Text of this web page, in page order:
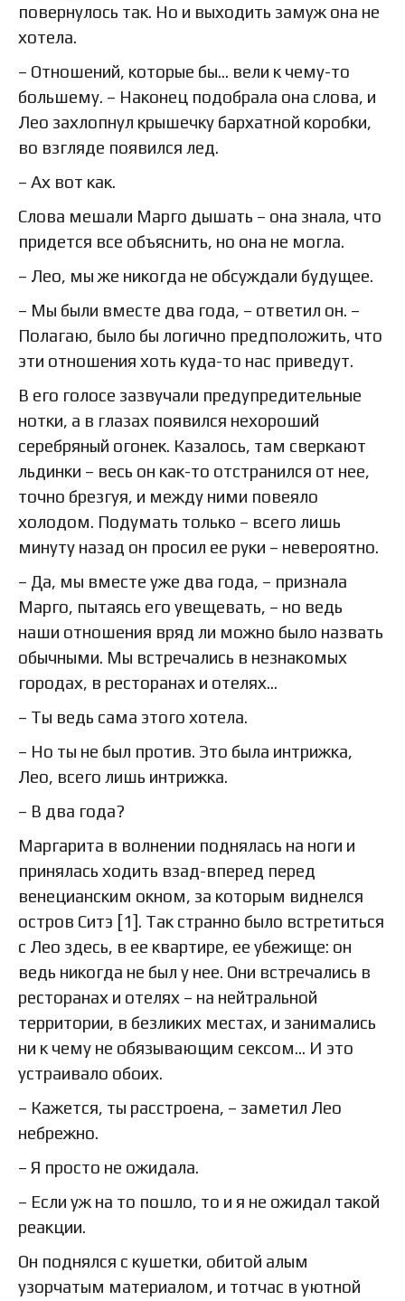
повернулось так. Но и выходить замуж она не
хотела.
– Отношений, которые бы… вели к чему-то
большему. – Наконец подобрала она слова, и
Лео захлопнул крышечку бархатной коробки,
во взгляде появился лед.
– Ах вот как.
Слова мешали Марго дышать – она знала, что
придется все объяснить, но она не могла.
– Лео, мы же никогда не обсуждали будущее.
– Мы были вместе два года, – ответил он. –
Полагаю, было бы логично предположить, что
эти отношения хоть куда-то нас приведут.
В его голосе зазвучали предупредительные
нотки, а в глазах появился нехороший
серебряный огонек. Казалось, там сверкают
льдинки – весь он как-то отстранился от нее,
точно брезгуя, и между ними повеяло
холодом. Подумать только – всего лишь
минуту назад он просил ее руки – невероятно.
– Да, мы вместе уже два года, – признала
Марго, пытаясь его увещевать, – но ведь
наши отношения вряд ли можно было назвать
обычными. Мы встречались в незнакомых
городах, в ресторанах и отелях…
– Ты ведь сама этого хотела.
– Но ты не был против. Это была интрижка,
Лео, всего лишь интрижка.
– В два года?
Маргарита в волнении поднялась на ноги и
принялась ходить взад-вперед перед
венецианским окном, за которым виднелся
остров Ситэ [1]. Так странно было встретиться
с Лео здесь, в ее квартире, ее убежище: он
ведь никогда не был у нее. Они встречались в
ресторанах и отелях – на нейтральной
территории, в безликих местах, и занимались
ни к чему не обязывающим сексом… И это
устраивало обоих.
– Кажется, ты расстроена, – заметил Лео
небрежно.
– Я просто не ожидала.
– Если уж на то пошло, то и я не ожидал такой
реакции.
Он поднялся с кушетки, обитой алым
узорчатым материалом, и тотчас в уютной